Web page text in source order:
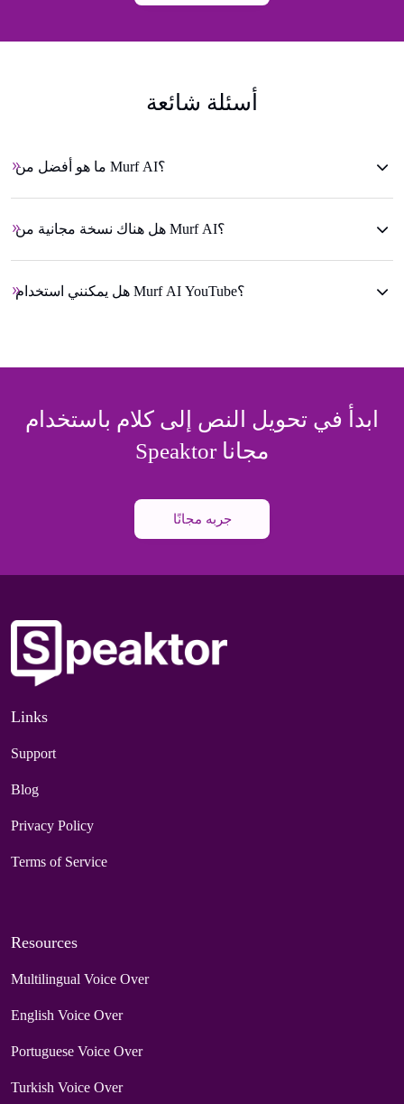
أسئلة شائعة
ما هو أفضل من Murf AI؟
هل هناك نسخة مجانية من Murf AI؟
هل يمكنني استخدام Murf AI YouTube؟
ابدأ في تحويل النص إلى كلام باستخدام
Speaktor مجانا
جربه مجانًا
Links
Support
Blog
Privacy Policy
Terms of Service
Resources
Multilingual Voice Over
English Voice Over
Portuguese Voice Over
Turkish Voice Over